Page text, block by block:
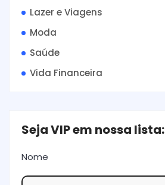
Lazer e Viagens
Moda
Saúde
Vida Financeira
Seja VIP em nossa lista:
Nome